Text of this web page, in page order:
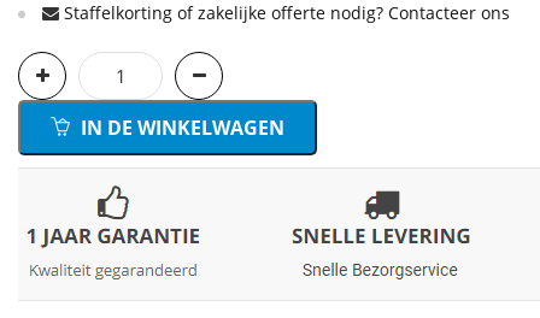
Staffelkorting of zakelijke offerte nodig? Contacteer ons
IN DE WINKELWAGEN